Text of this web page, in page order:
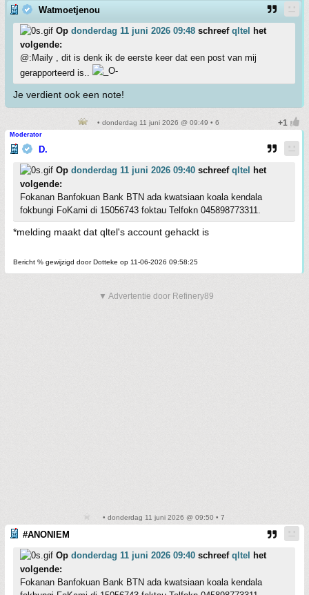
Watmoetjenou
Op donderdag 11 juni 2026 09:48 schreef qltel
het
volgende:
@:Maily , dit is denk ik de eerste keer dat een post van mij
gerapporteerd is..
Je verdient ook een note!
• donderdag 11 juni 2026 @ 09:49 • 6
Moderator
D.
Op donderdag 11 juni 2026 09:40 schreef qltel
het
volgende:
Fokanan Banfokuan Bank BTN ada kwatsiaan koala kendala
fokbungi FoKami di 15056743 foktau Telfokn 045898773311.
*melding maakt dat qltel's account gehackt is
Bericht % gewijzigd door Dotteke op 11-06-2026 09:58:25
▼ Advertentie door Refinery89
• donderdag 11 juni 2026 @ 09:50 • 7
#ANONIEM
Op donderdag 11 juni 2026 09:40 schreef qltel
het
volgende:
Fokanan Banfokuan Bank BTN ada kwatsiaan koala kendala